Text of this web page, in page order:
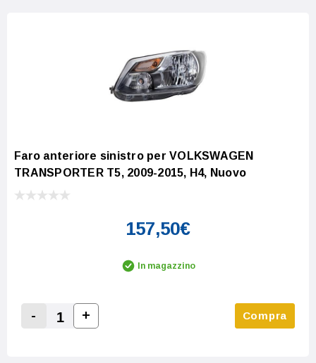
Faro anteriore sinistro per VOLKSWAGEN
TRANSPORTER T5, 2009-2015, H4, Nuovo
157,50€
In magazzino
Decrease Quantity:
-
Increase Quantity:
+ Compra